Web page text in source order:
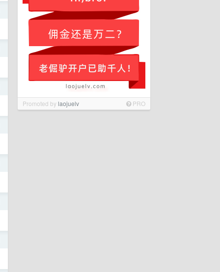
Promoted bylaojuelv PRO